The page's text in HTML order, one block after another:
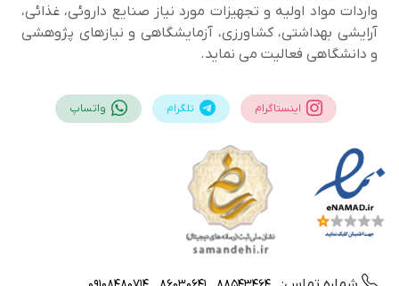
واردات مواد اولیه و تجهیزات مورد نیاز صنایع داروئی، غذائی،
آرایشی بهداشتی، کشاورزی، آزمایشگاهی و نیازهای پژوهشی
و دانشگاهی فعالیت می نماید.
اینستاگرام تلگرام واتساپ